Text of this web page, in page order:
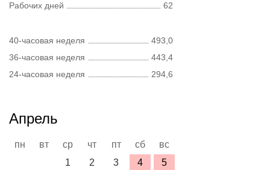
Рабочих дней
62
40-часовая неделя
493,0
36-часовая неделя
443,4
24-часовая неделя
294,6
Апрель
пн вт ср чт пт сб
вс
1
2 3 4
5